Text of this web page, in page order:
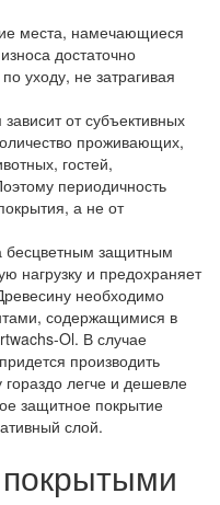
места, намечающиеся
достаточно
уходу, не затрагивая
от субъективных
проживающих,
гостей,
периодичность
а не от
бесцветным защитным
нагрузку и предохраняет
необходимо
содержащимися в
Ol. В случае
производить
легче и дешевле
защитное покрытие
слой.